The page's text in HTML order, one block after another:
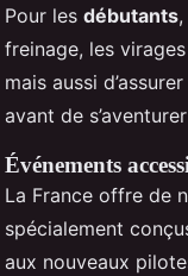
Pour les débutants
freinage, les
mais aussi
avant de
Événements
La France offre de
spécialement
aux nouveaux